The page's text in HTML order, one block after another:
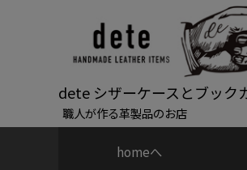
dete シザーケースとブック
職人が作る革製品のお店
homeへ